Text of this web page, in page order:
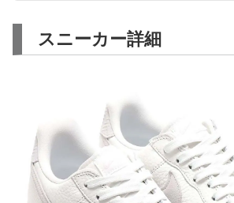
スニーカー詳細